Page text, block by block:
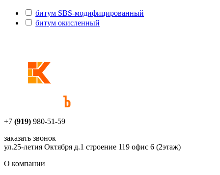
битум SBS-модифицированный
битум окисленный
+7 (919) 980-51-59
заказать звонок
ул.25-летия Октября д.1 строение 119 офис 6 (2этаж)
О компании